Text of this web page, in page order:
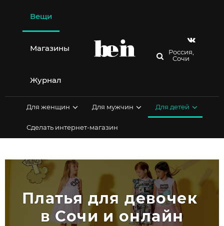
содержимому
Вещи
Магазины
Журнал
Россия,
Сочи
Для женщин Для мужчин Для детей
Сделать интернет-магазин
Платья для девочек
в Сочи и онлайн